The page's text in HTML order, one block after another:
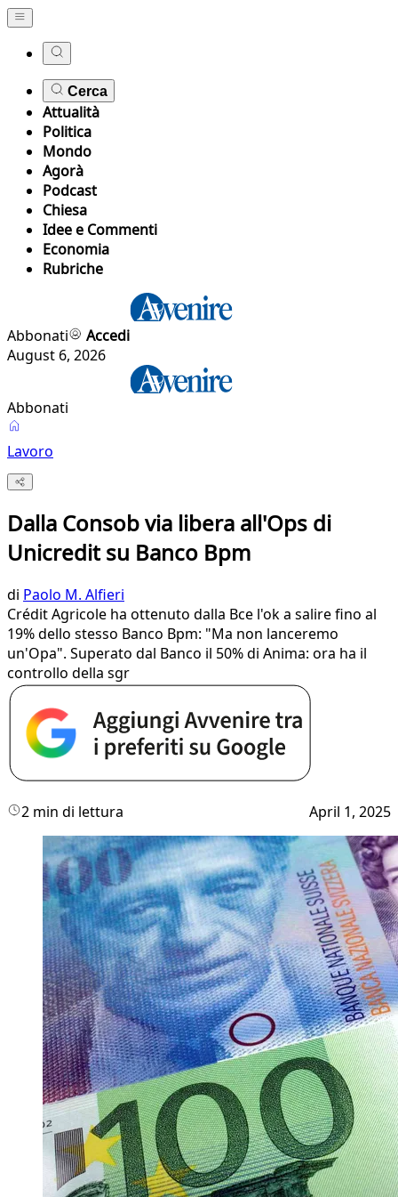
Cerca
Attualità
Politica
Mondo
Agorà
Podcast
Chiesa
Idee e Commenti
Economia
Rubriche
Abbonati
Accedi
August 6, 2026
Abbonati
Lavoro
Dalla Consob via libera all'Ops di
Unicredit su Banco Bpm
di Paolo M. Alfieri
Crédit Agricole ha ottenuto dalla Bce l'ok a salire fino al
19% dello stesso Banco Bpm: "Ma non lanceremo
un'Opa". Superato dal Banco il 50% di Anima: ora ha il
controllo della sgr
2 min di lettura April 1, 2025